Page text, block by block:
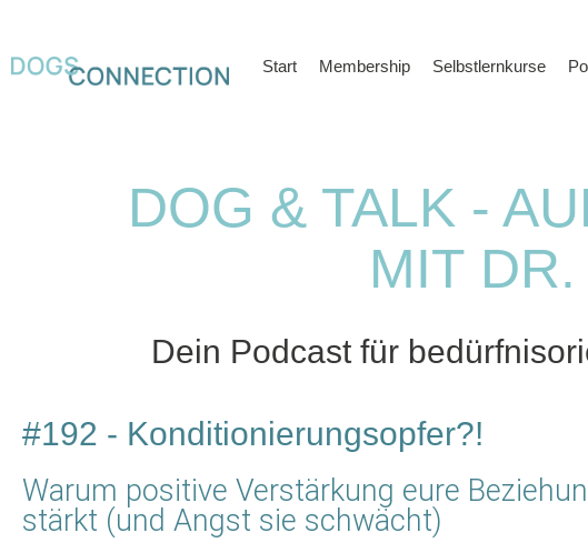
Start Membership Selbstlernkurse
DOG & TALK -
MIT
Dein Podcast für
#192 - Konditionierungsopfer?!
Warum positive Verstärkung eure
stärkt (und Angst sie schwächt)